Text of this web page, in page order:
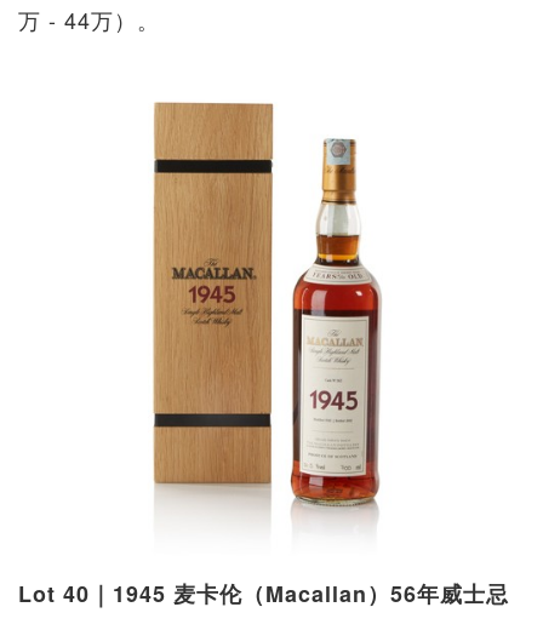
万 - 44万）。
Lot 40｜1945 麦卡伦（Macallan）56年威士忌